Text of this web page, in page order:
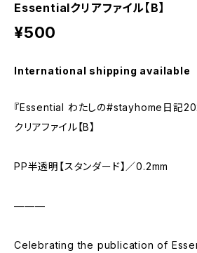
Essentialクリアファイル【B】
¥500
International shipping available
『Essential わたしの#stayhome日記
クリアファイル【B】
PP半透明【スタンダード】／0.2mm
———
Celebrating the publication of